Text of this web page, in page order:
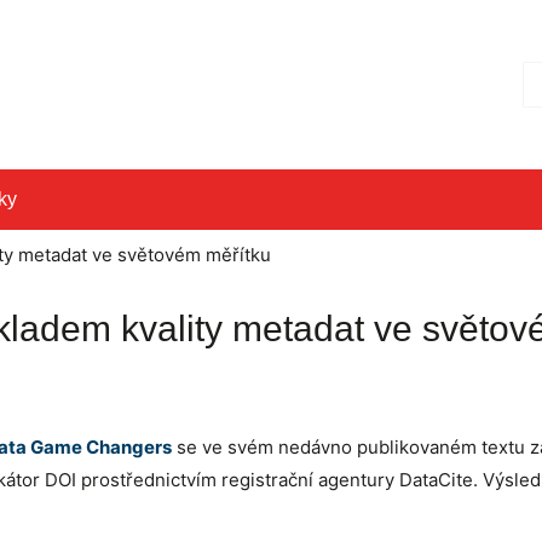
metadat ve světovém měřítku
kvality metadat ve
Game Changers se ve svém nedávno publikovaném textu
DOI prostřednictvím registrační agentury DataCite.